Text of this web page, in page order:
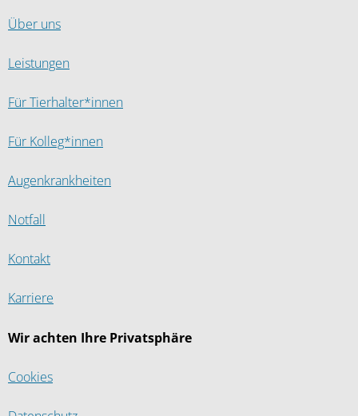
Über uns
Leistungen
Für Tierhalter*innen
Für Kolleg*innen
Augenkrankheiten
Notfall
Kontakt
Karriere
Wir achten Ihre Privatsphäre
Cookies